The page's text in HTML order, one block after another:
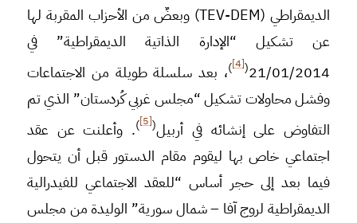
الديمقراطي (TEV-DEM) وبعضٌ من الأحزاب المقربة لها
عن تشكيل “الإدارة الذاتية الديمقراطية” في
21/01/2014
(
[4]
)، بعد سلسلة طويلة من الاجتماعات
وفشل محاولات تشكيل “مجلس غربي كُردستان” الذي تم
التفاوض على إنشائه في أربيل(
[5]
). وأعلنت عن عقد
اجتماعي خاص بها ليقوم مقام الدستور قبل أن يتحول
فيما بعد إلى حجر أساس “للعقد الاجتماعي للفيدرالية
الديمقراطية لروج آفا – شمال سورية” الوليدة من مجلس